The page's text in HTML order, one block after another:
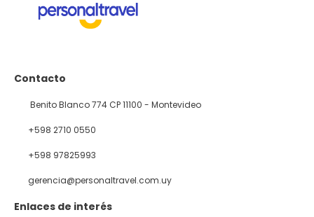
Contacto
Benito Blanco 774 CP 11100 - Montevideo
+598 2710 0550
+598 97825993
gerencia@personaltravel.com.uy
Enlaces de interés